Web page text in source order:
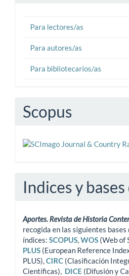
Para lectores/as
Para autores/as
Para bibliotecarios/as
Scopus
Indices y
Aportes. Revista de Historia
recogida en las siguientes bases
índices: SCOPUS,WOS (Web of
PLUS (European Reference
PLUS),CIRC (Clasificación
Científicas), DICE (Difusión y